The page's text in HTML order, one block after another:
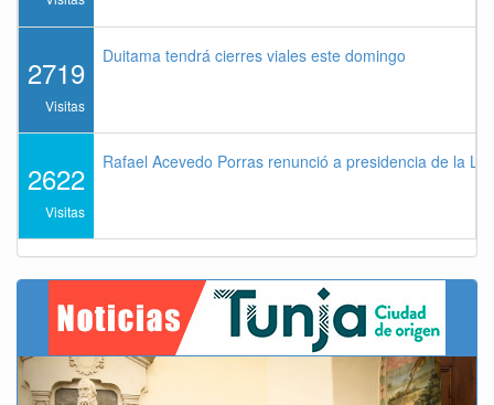
2719
Visitas
Duitama tendrá cierres viales este domingo
2622
Visitas
Rafael Acevedo Porras renunció a presidencia de la
Previous Next